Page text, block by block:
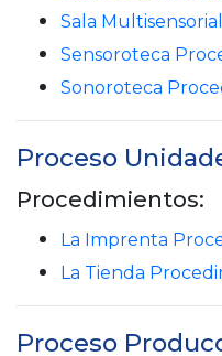
Sala
Sensoroteca
Sonoroteca
Proceso
Procedimientos:
La Imprenta
La Tienda
Proceso